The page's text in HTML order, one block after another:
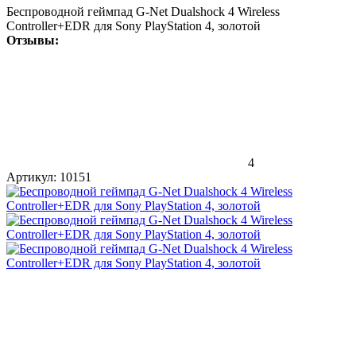
Беспроводной геймпад G-Net Dualshock 4 Wireless
Controller+EDR для Sony PlayStation 4, золотой
Отзывы:
4
Артикул: 10151